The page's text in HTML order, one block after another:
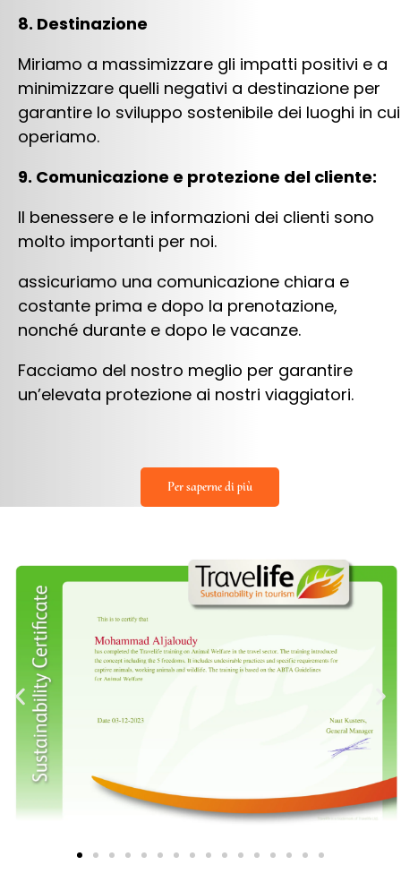
8. Destinazione
Miriamo a massimizzare gli impatti positivi e a
minimizzare quelli negativi a destinazione per
garantire lo sviluppo sostenibile dei luoghi in cui
operiamo.
9. Comunicazione e protezione del cliente:
Il benessere e le informazioni dei clienti sono
molto importanti per noi.
assicuriamo una comunicazione chiara e
costante prima e dopo la prenotazione,
nonché durante e dopo le vacanze.
Facciamo del nostro meglio per garantire
un’elevata protezione ai nostri viaggiatori.
Per saperne di più